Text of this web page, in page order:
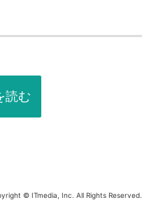
読む
© ITmedia, Inc. All Rights Reserved.